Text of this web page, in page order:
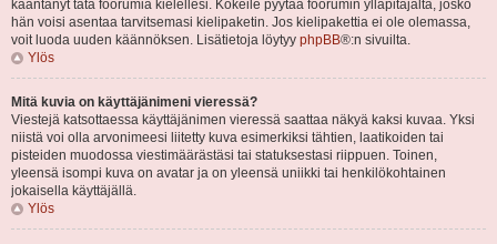
kääntänyt tätä foorumia kielellesi. Kokeile pyytää foorumin ylläpitäjältä, josko
hän voisi asentaa tarvitsemasi kielipaketin. Jos kielipakettia ei ole olemassa,
voit luoda uuden käännöksen. Lisätietoja löytyy phpBB®:n sivuilta.
Ylös
Mitä kuvia on käyttäjänimeni vieressä?
Viestejä katsottaessa käyttäjänimen vieressä saattaa näkyä kaksi kuvaa. Yksi
niistä voi olla arvonimeesi liitetty kuva esimerkiksi tähtien, laatikoiden tai
pisteiden muodossa viestimäärästäsi tai statuksestasi riippuen. Toinen,
yleensä isompi kuva on avatar ja on yleensä uniikki tai henkilökohtainen
jokaisella käyttäjällä.
Ylös